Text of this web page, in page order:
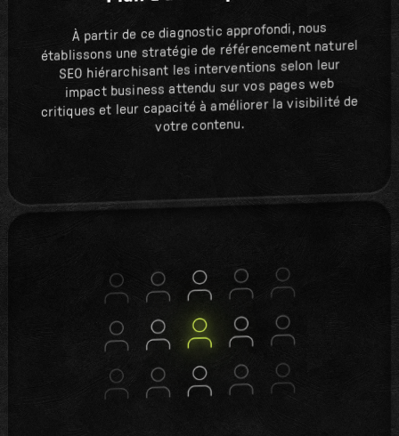
À partir de ce diagnostic approfondi, nous
établissons une stratégie de référencement naturel
SEO hiérarchisant les interventions selon leur
impact business attendu sur vos pages web
critiques et leur capacité à améliorer la visibilité de
votre contenu.